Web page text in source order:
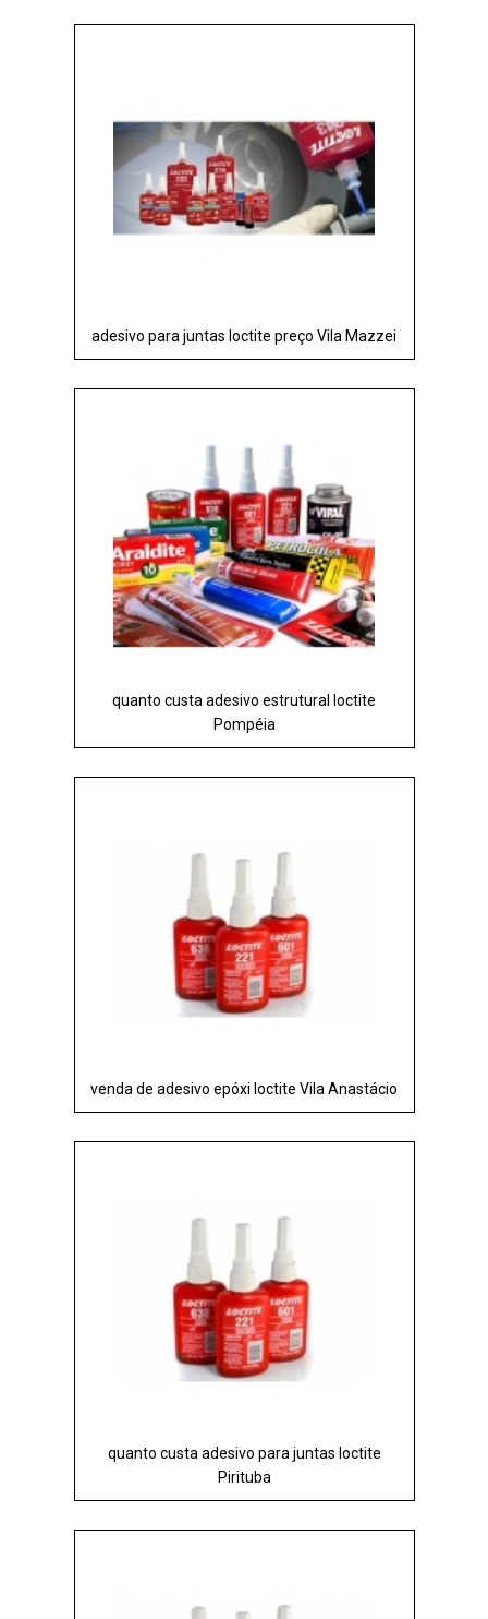
adesivo para juntas loctite preço Vila Mazzei
quanto custa adesivo estrutural loctite
Pompéia
venda de adesivo epóxi loctite Vila Anastácio
quanto custa adesivo para juntas loctite
Pirituba